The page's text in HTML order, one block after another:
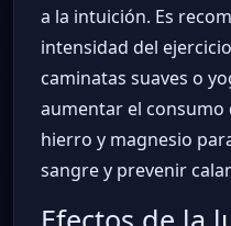
a la intuición. Es
intensidad del
caminatas suaves o
aumentar el consumo
hierro y magnesio
sangre y prevenir